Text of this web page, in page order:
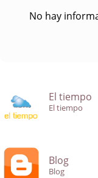
No hay
El tiempo
El tiempo
Blog
Blog